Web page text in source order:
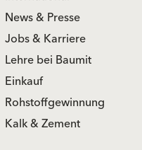
News & Presse
Jobs & Karriere
Lehre bei Baumit
Einkauf
Rohstoffgewinnung
Kalk & Zement